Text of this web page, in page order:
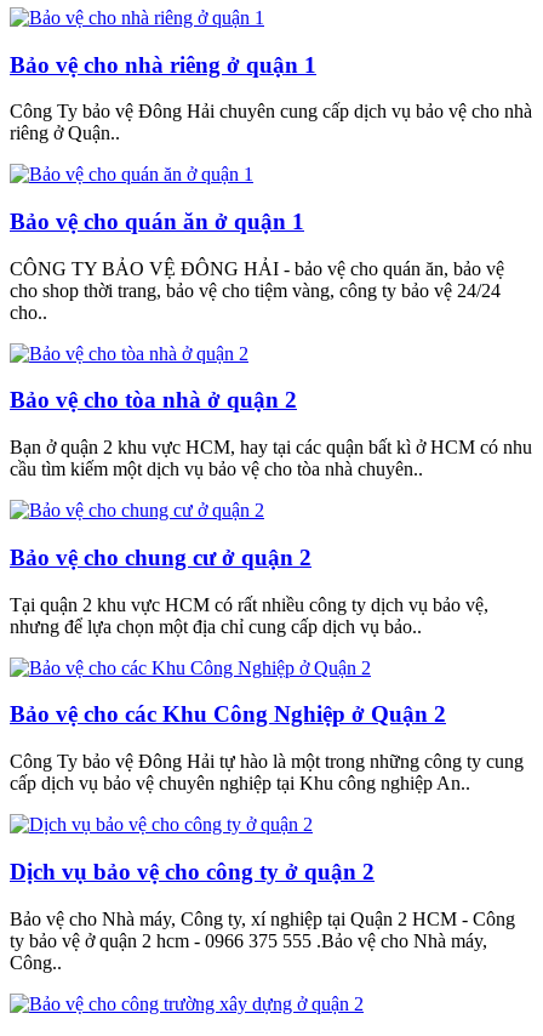
Bảo vệ cho nhà riêng ở quận 1
Công Ty bảo vệ Đông Hải chuyên cung cấp dịch vụ bảo vệ cho nhà
riêng ở Quận..
Bảo vệ cho quán ăn ở quận 1
CÔNG TY BẢO VỆ ĐÔNG HẢI - bảo vệ cho quán ăn, bảo vệ
cho shop thời trang, bảo vệ cho tiệm vàng, công ty bảo vệ 24/24
cho..
Bảo vệ cho tòa nhà ở quận 2
Bạn ở quận 2 khu vực HCM, hay tại các quận bất kì ở HCM có nhu
cầu tìm kiếm một dịch vụ bảo vệ cho tòa nhà chuyên..
Bảo vệ cho chung cư ở quận 2
Tại quận 2 khu vực HCM có rất nhiều công ty dịch vụ bảo vệ,
nhưng để lựa chọn một địa chỉ cung cấp dịch vụ bảo..
Bảo vệ cho các Khu Công Nghiệp ở Quận 2
Công Ty bảo vệ Đông Hải tự hào là một trong những công ty cung
cấp dịch vụ bảo vệ chuyên nghiệp tại Khu công nghiệp An..
Dịch vụ bảo vệ cho công ty ở quận 2
Bảo vệ cho Nhà máy, Công ty, xí nghiệp tại Quận 2 HCM - Công
ty bảo vệ ở quận 2 hcm - 0966 375 555 .Bảo vệ cho Nhà máy,
Công..